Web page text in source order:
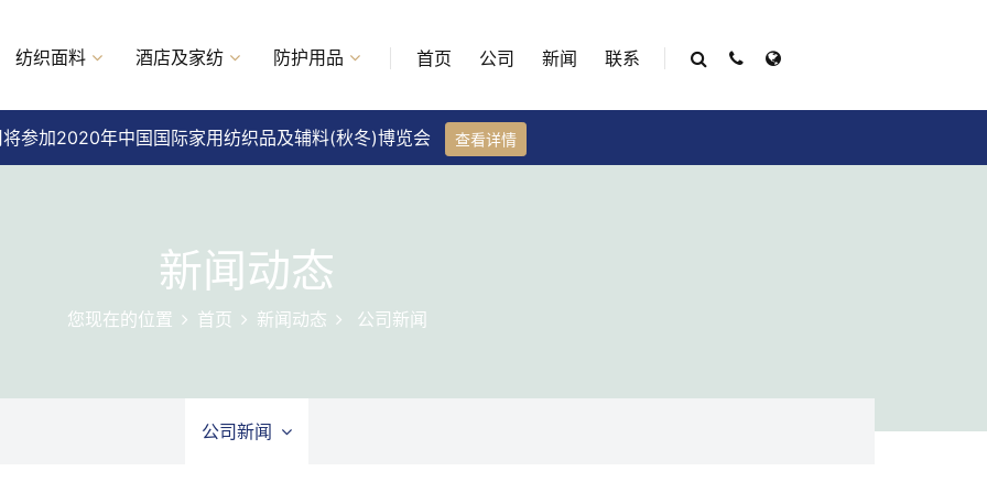
首页 公司 新闻 联系
纺织面料 酒店及家纺 防护用品
参加2020年中国国际家用纺织品及辅料(秋冬)博览会 查看详情
新闻动态
您现在的位置 首页 新闻动态 公司新闻
公司新闻